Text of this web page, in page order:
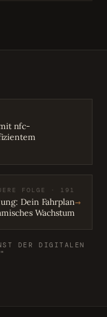
nfc-
FOLGE · 191
Dein Fahrplan
Wachstum
→
DER DIGITALEN